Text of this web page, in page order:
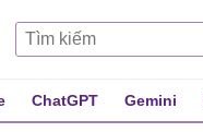
ChatGPT Gemini